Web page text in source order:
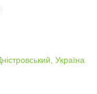
Україна